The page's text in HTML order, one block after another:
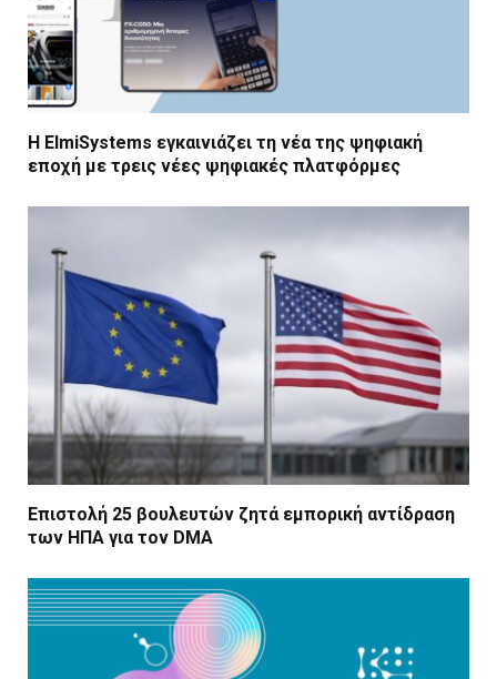
Η ElmiSystems εγκαινιάζει τη νέα της ψηφιακή
εποχή με τρεις νέες ψηφιακές πλατφόρμες
Επιστολή 25 βουλευτών ζητά εμπορική αντίδραση
των ΗΠΑ για τον DMA